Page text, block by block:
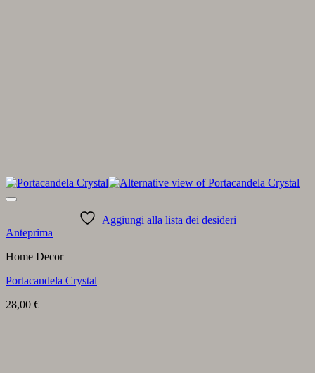
Aggiungi alla lista dei desideri
Anteprima
Home Decor
Portacandela Crystal
28,00 €